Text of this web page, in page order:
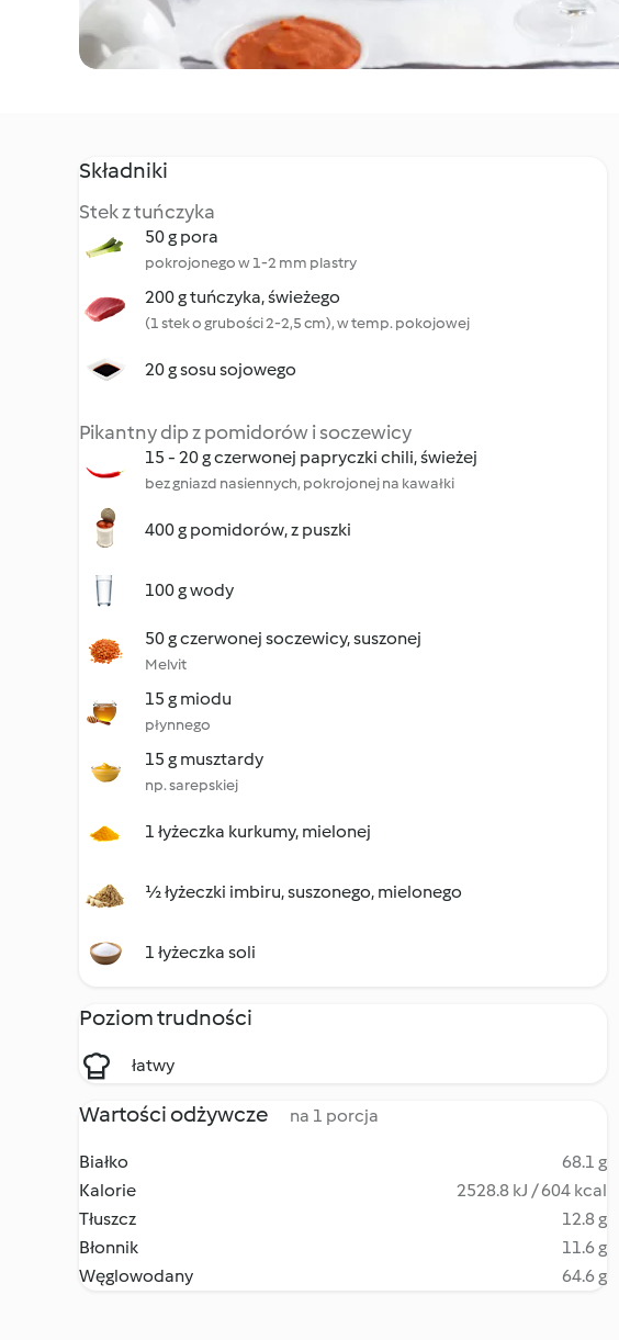
Składniki
Stek z tuńczyka
50 g pora
pokrojonego w 1-2 mm plastry
200 g tuńczyka, świeżego
(1 stek o grubości 2-2,5 cm), w temp. pokojowej
20 g sosu sojowego
Pikantny dip z pomidorów i soczewicy
15 - 20 g czerwonej papryczki chili, świeżej
bez gniazd nasiennych, pokrojonej na kawałki
400 g pomidorów, z puszki
100 g wody
50 g czerwonej soczewicy, suszonej
Melvit
15 g miodu
płynnego
15 g musztardy
np. sarepskiej
1 łyżeczka kurkumy, mielonej
½ łyżeczki imbiru, suszonego, mielonego
1 łyżeczka soli
Poziom trudności
łatwy
Wartości odżywcze na 1 porcja
Białko
68.1 g
Kalorie
2528.8 kJ / 604 kcal
Tłuszcz
12.8 g
Błonnik
11.6 g
Węglowodany
64.6 g